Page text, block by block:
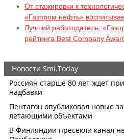
От стажировки к
«Газпром нефть»
Лучший работодатель:
рейтинга Best Company